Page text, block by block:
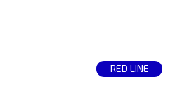
RED LINE